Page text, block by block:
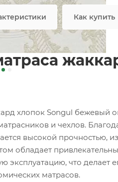
Как купить
хлопок Songul бежевый
и чехлов.
высокой прочностью,
обладает
эксплуатацию, что делает
матрасов.